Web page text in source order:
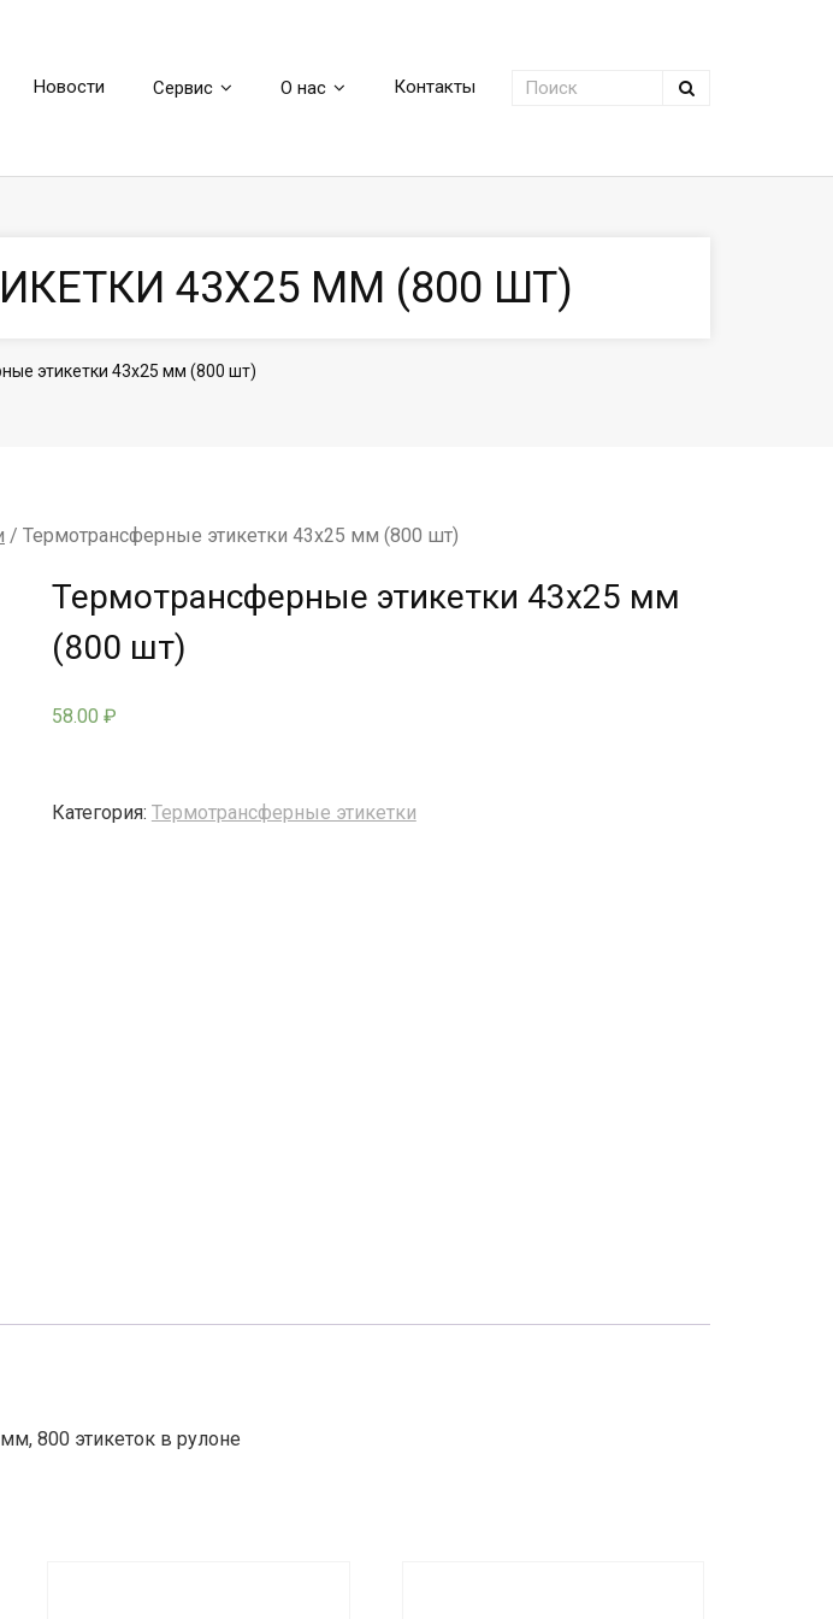
Новости Сервис О нас Контакты
43Х25 ММ (800 ШТ)
этикетки 43х25 мм (800 шт)
/ Термотрансферные этикетки 43х25 мм (800 шт)
Термотрансферные этикетки 43х25 мм
(800 шт)
58.00 ₽
Категория: Термотрансферные этикетки
800 этикеток в рулоне